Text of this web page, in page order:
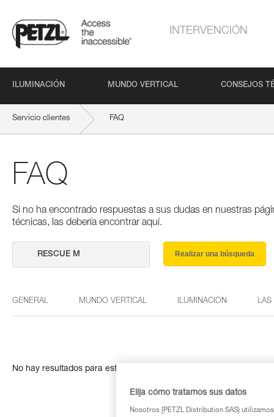
INTERVENCIÓN
ILUMINACIÓN MUNDO VERTICAL CONSEJOS
Servicio clientes FAQ
FAQ
Si no ha encontrado respuestas a sus dudas en nuestras
técnicas, las debería encontrar aquí.
Realizar una búsqueda
GENERAL MUNDO VERTICAL ILUMINACIÓN LAS
No hay resultados para esta búsqueda
Elija cómo tratamos sus datos
Nosotros [PETZL Distribution SAS)